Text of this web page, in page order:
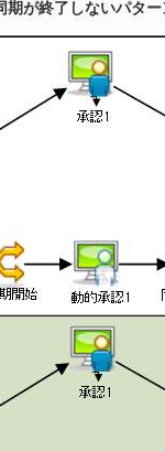
期が終了しないパタ